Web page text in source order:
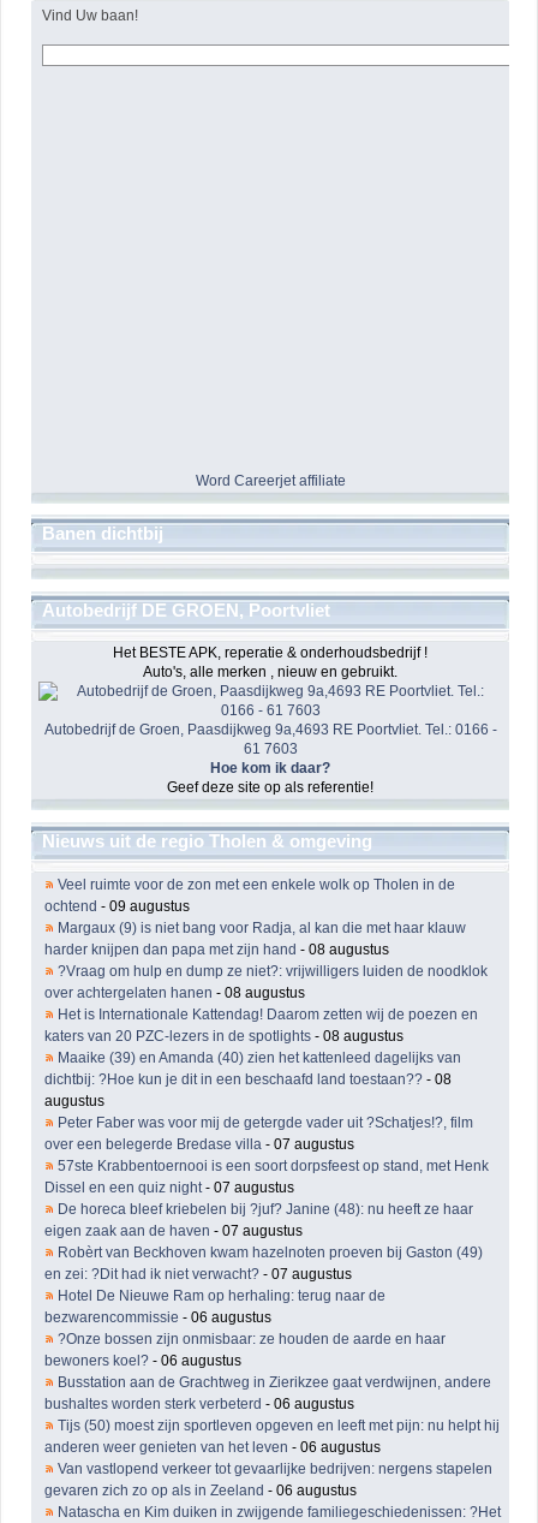
Vind Uw baan!
Word Careerjet affiliate
Banen dichtbij
Autobedrijf DE GROEN, Poortvliet
Het BESTE APK, reperatie & onderhoudsbedrijf !
Auto's, alle merken , nieuw en gebruikt.
Autobedrijf de Groen, Paasdijkweg 9a,4693 RE Poortvliet. Tel.: 0166 -
61 7603
Hoe kom ik daar?
Geef deze site op als referentie!
Nieuws uit de regio Tholen & omgeving
Veel ruimte voor de zon met een enkele wolk op Tholen in de
ochtend - 09 augustus
Margaux (9) is niet bang voor Radja, al kan die met haar klauw
harder knijpen dan papa met zijn hand - 08 augustus
?Vraag om hulp en dump ze niet?: vrijwilligers luiden de noodklok
over achtergelaten hanen - 08 augustus
Het is Internationale Kattendag! Daarom zetten wij de poezen en
katers van 20 PZC-lezers in de spotlights - 08 augustus
Maaike (39) en Amanda (40) zien het kattenleed dagelijks van
dichtbij: ?Hoe kun je dit in een beschaafd land toestaan?? - 08
augustus
Peter Faber was voor mij de getergde vader uit ?Schatjes!?, film
over een belegerde Bredase villa - 07 augustus
57ste Krabbentoernooi is een soort dorpsfeest op stand, met Henk
Dissel en een quiz night- 07 augustus
De horeca bleef kriebelen bij ?juf? Janine (48): nu heeft ze haar
eigen zaak aan de haven - 07 augustus
Robèrt van Beckhoven kwam hazelnoten proeven bij Gaston (49)
en zei: ?Dit had ik niet verwacht? - 07 augustus
Hotel De Nieuwe Ram op herhaling: terug naar de
bezwarencommissie - 06 augustus
?Onze bossen zijn onmisbaar: ze houden de aarde en haar
bewoners koel? - 06 augustus
Busstation aan de Grachtweg in Zierikzee gaat verdwijnen, andere
bushaltes worden sterk verbeterd - 06 augustus
Tijs (50) moest zijn sportleven opgeven en leeft met pijn: nu helpt hij
anderen weer genieten van het leven - 06 augustus
Van vastlopend verkeer tot gevaarlijke bedrijven: nergens stapelen
gevaren zich zo op als in Zeeland - 06 augustus
Natascha en Kim duiken in zwijgende familiegeschiedenissen: ?Het